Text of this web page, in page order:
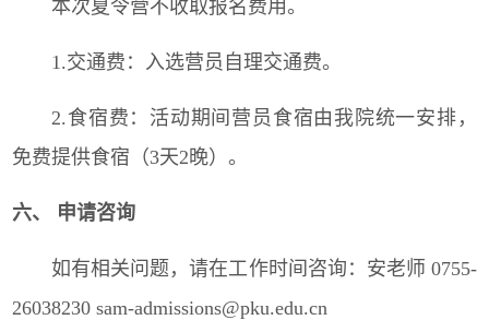
本次夏令营不收取报名费用。
1.交通费：入选营员自理交通费。
2.食宿费：活动期间营员食宿由我院统一安排，
免费提供食宿（3天2晚）。
六、 申请咨询
如有相关问题，请在工作时间咨询： 安老师 0755-
26038230 sam-admissions@pku.edu.cn